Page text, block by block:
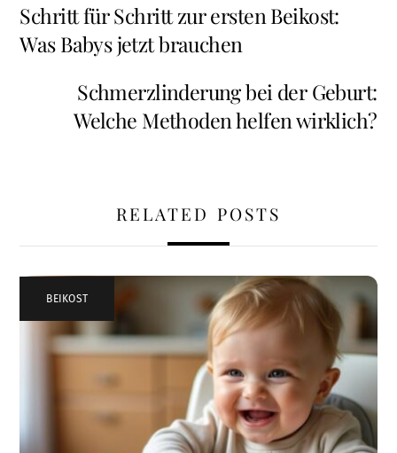
Schritt für Schritt zur ersten Beikost:
Was Babys jetzt brauchen
Schmerzlinderung bei der Geburt:
Welche Methoden helfen wirklich?
RELATED POSTS
BEIKOST